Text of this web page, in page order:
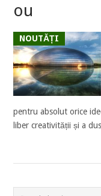
ou
NOUTĂȚI
pentru absolut orice
liber creativității și a
POSTS